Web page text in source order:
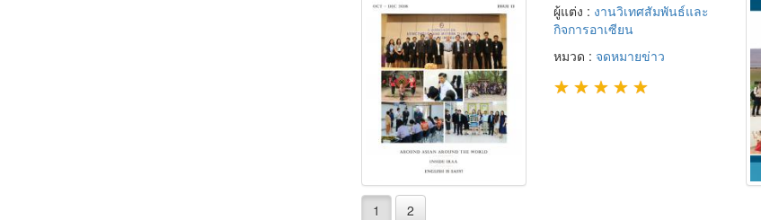
ผู้แต่ง : งานวิเทศสัมพันธ์และ
กิจการอาเซียน
หมวด : จดหมายข่าว
★ ★ ★ ★ ★
1 2